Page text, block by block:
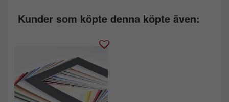
Kunder som köpte denna köpte även: